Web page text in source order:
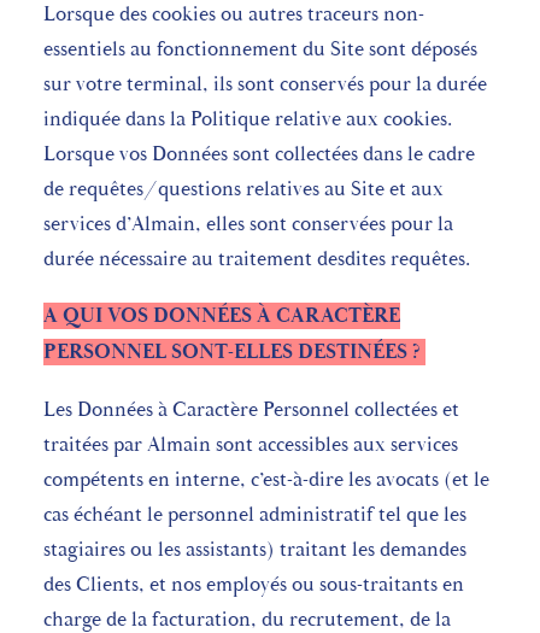
Lorsque des cookies ou autres traceurs non-
essentiels au fonctionnement du Site sont déposés
sur votre terminal, ils sont conservés pour la durée
indiquée dans la Politique relative aux cookies.
Lorsque vos Données sont collectées dans le cadre
de requêtes/questions relatives au Site et aux
services d’Almain, elles sont conservées pour la
durée nécessaire au traitement desdites requêtes.
A QUI VOS DONNÉES À CARACTÈRE
PERSONNEL SONT-ELLES DESTINÉES ?
Les Données à Caractère Personnel collectées et
traitées par Almain sont accessibles aux services
compétents en interne, c’est-à-dire les avocats (et le
cas échéant le personnel administratif tel que les
stagiaires ou les assistants) traitant les demandes
des Clients, et nos employés ou sous-traitants en
charge de la facturation, du recrutement, de la